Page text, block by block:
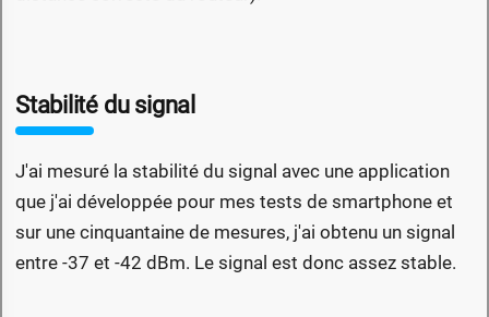
Stabilité du signal
J'ai mesuré la stabilité du signal avec une application
que j'ai développée pour mes tests de smartphone et
sur une cinquantaine de mesures, j'ai obtenu un signal
entre -37 et -42 dBm. Le signal est donc assez stable.